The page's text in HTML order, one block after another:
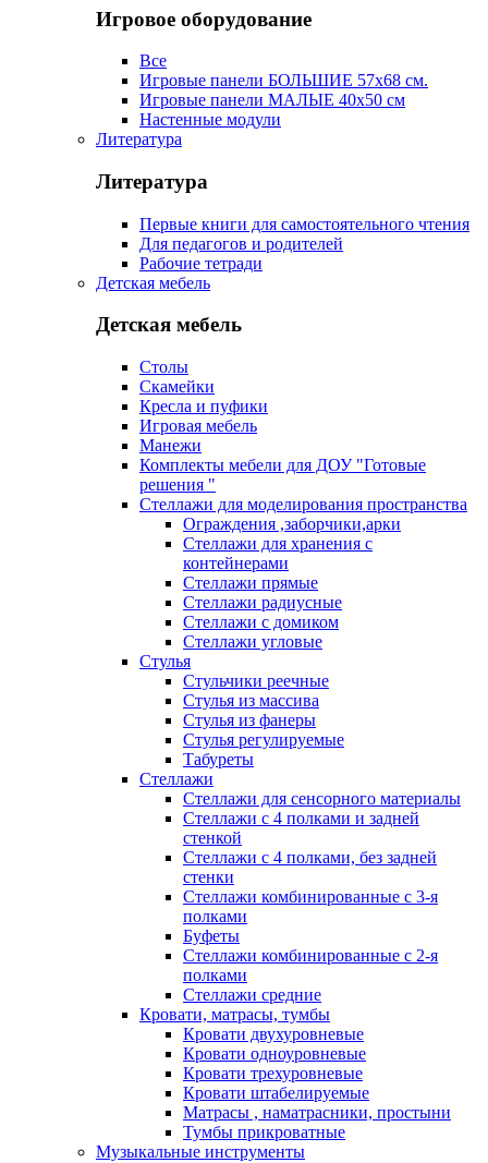
Игровое оборудование
Все
Игровые панели БОЛЬШИЕ 57х68 см.
Игровые панели МАЛЫЕ 40х50 см
Настенные модули
Литература
Литература
Первые книги для самостоятельного чтения
Для педагогов и родителей
Рабочие тетради
Детская мебель
Детская мебель
Столы
Скамейки
Кресла и пуфики
Игровая мебель
Манежи
Комплекты мебели для ДОУ "Готовые
решения "
Стеллажи для моделирования пространства
Ограждения ,заборчики,арки
Стеллажи для хранения с
контейнерами
Стеллажи прямые
Стеллажи радиусные
Стеллажи с домиком
Стеллажи угловые
Стулья
Стульчики реечные
Стулья из массива
Стулья из фанеры
Стулья регулируемые
Табуреты
Стеллажи
Стеллажи для сенсорного материалы
Стеллажи с 4 полками и задней
стенкой
Стеллажи с 4 полками, без задней
стенки
Стеллажи комбинированные с 3-я
полками
Буфеты
Стеллажи комбинированные с 2-я
полками
Стеллажи средние
Кровати, матрасы, тумбы
Кровати двухуровневые
Кровати одноуровневые
Кровати трехуровневые
Кровати штабелируемые
Матрасы , наматрасники, простыни
Тумбы прикроватные
Музыкальные инструменты